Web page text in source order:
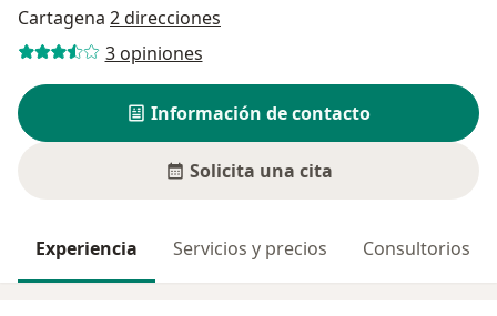
Cartagena 2 direcciones
3 opiniones
Información de contacto
Solicita una cita
Experiencia Servicios y precios Consultorios